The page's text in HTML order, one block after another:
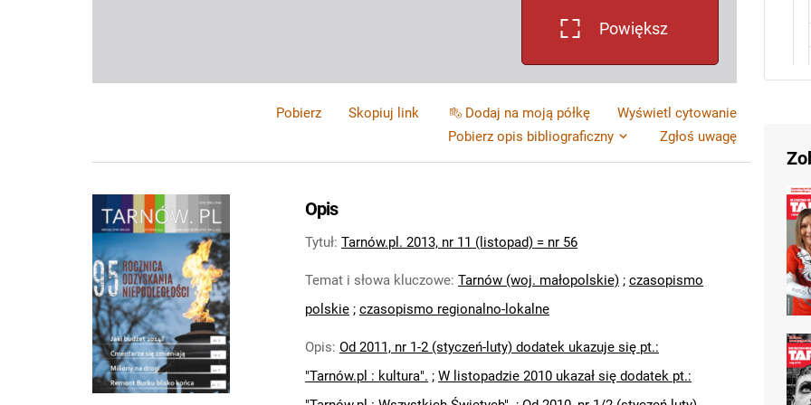
Powiększ
Pobierz Skopiuj link Dodaj na moją półkę
Wyświetl cytowanie
Pobierz opis bibliograficzny
Zgłoś uwagę
Opis
Tytuł: Tarnów.pl. 2013, nr 11 (listopad) = nr 56
Temat i słowa kluczowe: Tarnów (woj. małopolskie) ; czasopismo
polskie ; czasopismo regionalno-lokalne
Opis: Od 2011, nr 1-2 (styczeń-luty) dodatek ukazuje się pt.:
"Tarnów.pl : kultura". ; W listopadzie 2010 ukazał się dodatek pt.: